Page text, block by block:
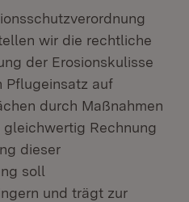
wir die rechtliche
der Erosionskulisse
Pflugeinsatz auf
durch Maßnahmen
Rechnung
dieser
soll
und trägt zur